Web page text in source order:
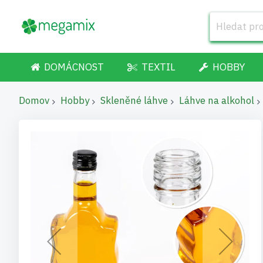
DOMÁCNOST TEXTIL HOBBY
Domov Hobby Skleněné láhve Láhve na alkohol
obrázky